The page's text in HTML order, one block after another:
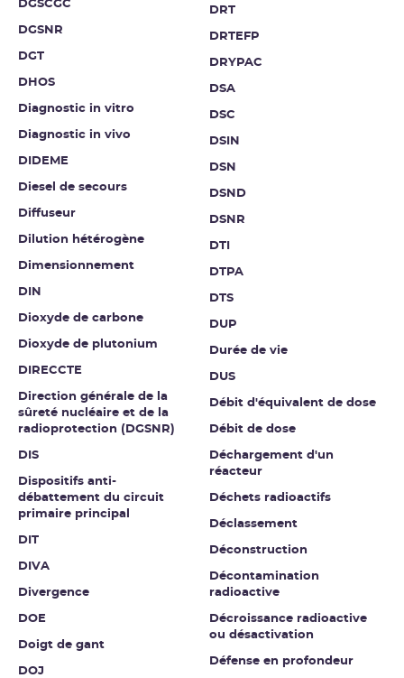
DGSCGC
DGSNR
DGT
DHOS
Diagnostic in vitro
Diagnostic in vivo
DIDEME
Diesel de secours
Diffuseur
Dilution hétérogène
Dimensionnement
DIN
Dioxyde de carbone
Dioxyde de plutonium
DIRECCTE
Direction générale de la
sûreté nucléaire et de la
radioprotection (DGSNR)
DIS
Dispositifs anti-
débattement du circuit
primaire principal
DIT
DIVA
Divergence
DOE
Doigt de gant
DOJ
DRT
DRTEFP
DRYPAC
DSA
DSC
DSIN
DSN
DSND
DSNR
DTI
DTPA
DTS
DUP
Durée de vie
DUS
Débit d'équivalent de dose
Débit de dose
Déchargement d'un
réacteur
Déchets radioactifs
Déclassement
Déconstruction
Décontamination
radioactive
Décroissance radioactive
ou désactivation
Défense en profondeur